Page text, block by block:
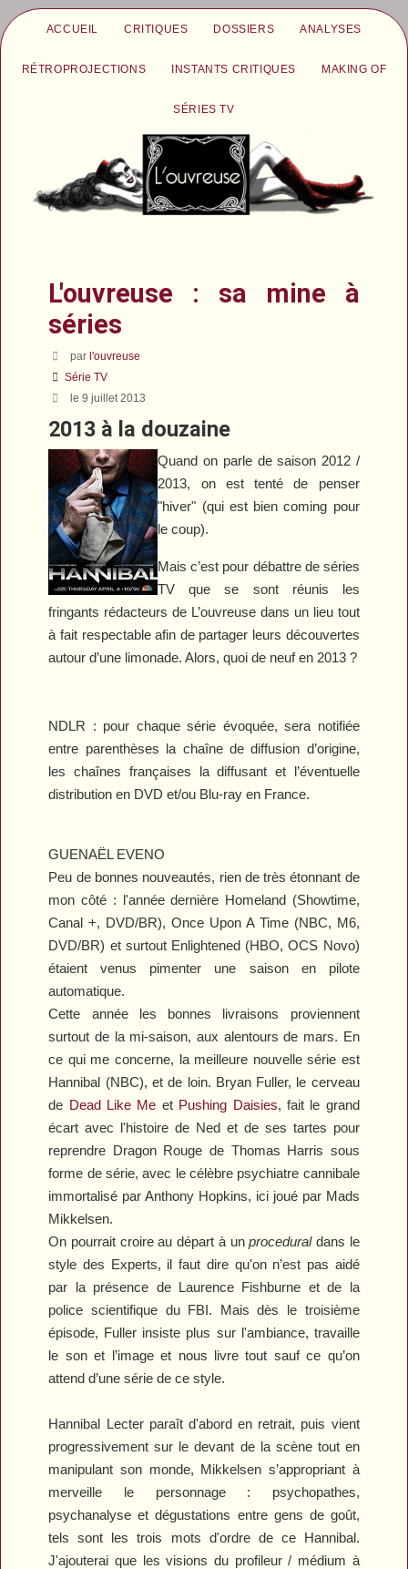
ACCUEIL CRITIQUES DOSSIERS ANALYSES
RÉTROPROJECTIONS INSTANTS CRITIQUES MAKING OF
SÉRIES TV
L'ouvreuse : sa mine à
séries
parl'ouvreuse
Série TV
le 9 juillet 2013
2013 à la douzaine
Quand on parle de saison 2012 /
2013, on est tenté de penser
"hiver" (qui est bien coming pour
le coup).
Mais c’est pour débattre de séries
TV que se sont réunis les
fringants rédacteurs de L’ouvreuse dans un lieu tout
à fait respectable afin de partager leurs découvertes
autour d’une limonade. Alors, quoi de neuf en 2013 ?
NDLR : pour chaque série évoquée, sera notifiée
entre parenthèses la chaîne de diffusion d’origine,
les chaînes françaises la diffusant et l’éventuelle
distribution en DVD et/ou Blu-ray en France.
GUENAËL EVENO
Peu de bonnes nouveautés, rien de très étonnant de
mon côté : l'année dernière Homeland(Showtime,
Canal +, DVD/BR),Once Upon A Time(NBC, M6,
DVD/BR) et surtout Enlightened (HBO, OCS Novo)
étaient venus pimenter une saison en pilote
automatique.
Cette année les bonnes livraisons proviennent
surtout de la mi-saison, aux alentours de mars. En
ce qui me concerne, la meilleure nouvelle série est
Hannibal (NBC), et de loin. Bryan Fuller, le cerveau
de Dead Like Me et Pushing Daisies, fait le grand
écart avec l'histoire de Ned et de ses tartes pour
reprendre Dragon Rouge de Thomas Harris sous
forme de série, avec le célèbre psychiatre cannibale
immortalisé par Anthony Hopkins, ici joué par Mads
Mikkelsen.
On pourrait croire au départ à unproceduraldans le
style des Experts, il faut dire qu'on n’est pas aidé
par la présence de Laurence Fishburne et de la
police scientifique du FBI. Mais dès le troisième
épisode, Fuller insiste plus sur l'ambiance, travaille
le son et l’image et nous livre tout sauf ce qu’on
attend d’une série de ce style.
Hannibal Lecter paraît d'abord en retrait, puis vient
progressivement sur le devant de la scène tout en
manipulant son monde, Mikkelsen s’appropriant à
merveille le personnage : psychopathes,
psychanalyse et dégustations entre gens de goût,
tels sont les trois mots d'ordre de ce Hannibal.
J'ajouterai que les visions du profileur / médium à